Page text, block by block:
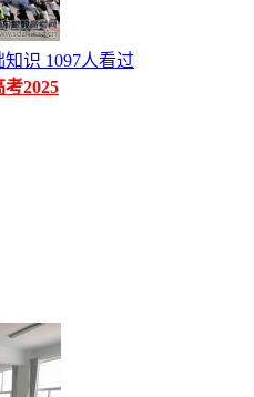
知识 1097人看过
2025